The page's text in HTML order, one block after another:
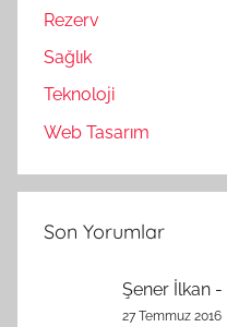
Rezerv
Sağlık
Teknoloji
Web Tasarım
Son Yorumlar
Şener İlkan -
27 Temmuz 2016